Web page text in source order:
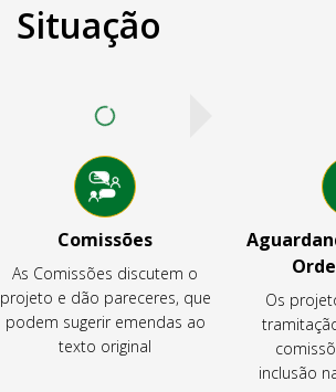
Situação
Comissões
As Comissões discutem o
projeto e dão pareceres, que
podem sugerir emendas ao
texto original
Os
inclusão